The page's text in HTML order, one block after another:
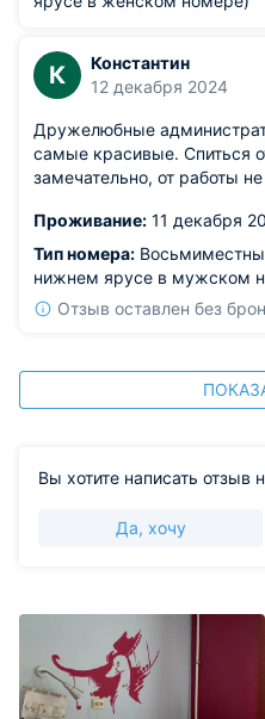
К
Константин
12 декабря 2024
Дружелюбные
самые красивые. Спиться
замечательно, от работы
Проживание: 11 декабря
Тип номера:
нижнем ярусе в мужском
Отзыв оставлен без
Вы хотите написать отзыв
Да, хочу